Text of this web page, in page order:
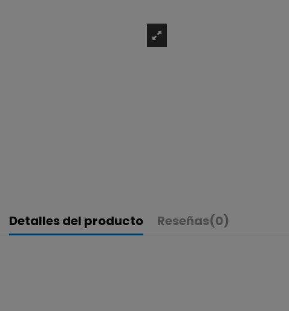
Detalles del producto Reseñas(0)